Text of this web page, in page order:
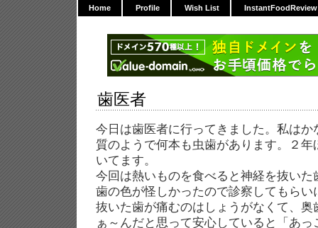
Home Profile Wish List InstantFoodReview
歯医者
今日は歯医者に行ってきました。私は
質のようで何本も虫歯があります。２
いてます。
今回は熱いものを食べると神経を抜い
歯の色が怪しかったので診察してもら
抜いた歯が痛むのはしょうがなくて、
ぁ～んだと思って安心していると「あ